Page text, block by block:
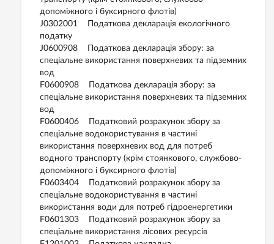
допоміжного і буксирного флотів)
J0302001 Податкова декларація екологічного
податку
J0600908 Податкова декларація збору: за
спеціальне використання поверхневих та підземних
вод
F0600908 Податкова декларація збору: за
спеціальне використання поверхневих та підземних
вод
F0600406 Податковий розрахунок збору за
спеціальне водокористування в частині
використання поверхневих вод для потреб
водного транспорту (крім стоянкового, службово-
допоміжного і буксирного флотів)
F0603404 Податковий розрахунок збору за
спеціальне водокористування в частині
використання води для потреб гідроенергетики
F0601303 Податковий розрахунок збору за
спеціальне використання лісових ресурсів